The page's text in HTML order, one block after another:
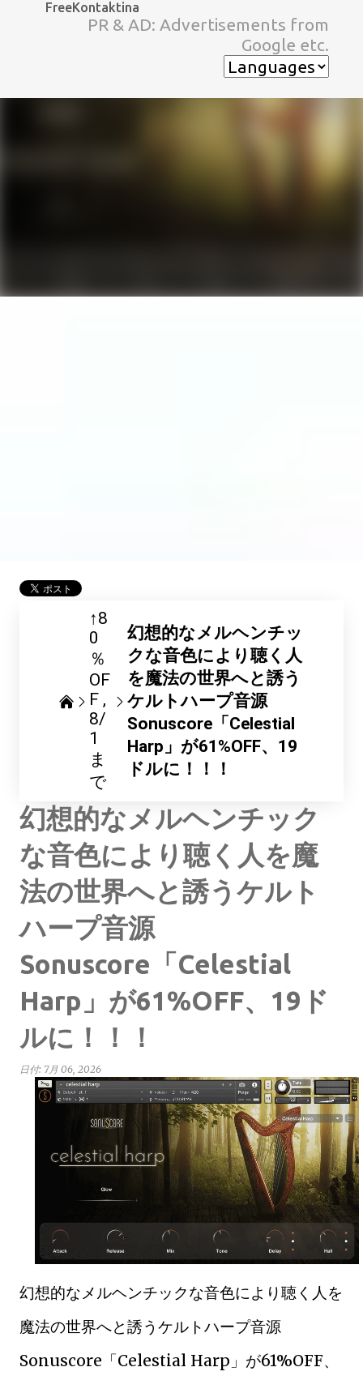
スキップしてメイン コンテンツに移動
FreeKontaktina
PR & AD: Advertisements from
Google etc.
↑8
0
％
OF
F
8/
1
ま
で
幻想的なメルヘンチッ
クな音色により聴く人
を魔法の世界へと誘う
ケルトハープ音源
Sonuscore「Celestial
Harp」が61%OFF、19
ドルに！！！
幻想的なメルヘンチック
な音色により聴く人を魔
法の世界へと誘うケルト
ハープ音源
Sonuscore「Celestial
Harp」が61%OFF、19ド
ルに！！！
日付: 7月 06, 2026
幻想的なメルヘンチックな音色により聴く人を
魔法の世界へと誘うケルトハープ音源
Sonuscore「Celestial Harp」が61%OFF、